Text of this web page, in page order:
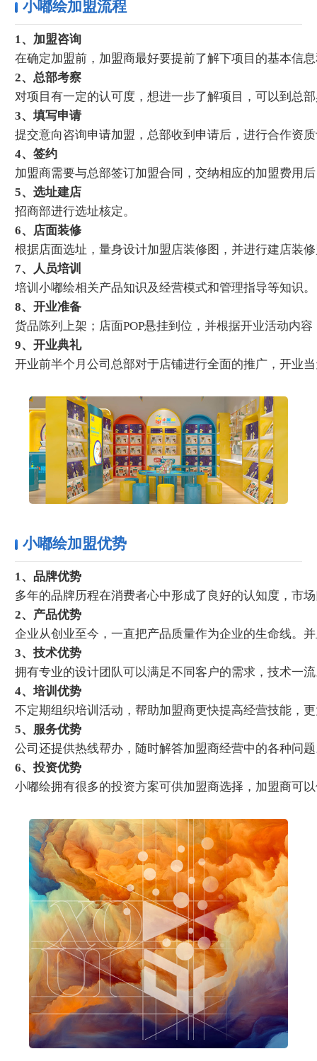
小嘟绘加盟流程
1、加盟咨询
在确定加盟前，加盟商最好要提前了解下项目的基本信
2、总部考察
对项目有一定的认可度，想进一步了解项目，可以到总
3、填写申请
提交意向咨询申请加盟，总部收到申请后，进行合作资
4、签约
加盟商需要与总部签订加盟合同，交纳相应的加盟费用
5、选址建店
招商部进行选址核定。
6、店面装修
根据店面选址，量身设计加盟店装修图，并进行建店装
7、人员培训
培训小嘟绘相关产品知识及经营模式和管理指导等知识。
8、开业准备
货品陈列上架；店面POP悬挂到位，并根据开业活动内
9、开业典礼
开业前半个月公司总部对于店铺进行全面的推广，开业
小嘟绘加盟优势
1、品牌优势
多年的品牌历程在消费者心中形成了良好的认知度，市
2、产品优势
企业从创业至今，一直把产品质量作为企业的生命线。
3、技术优势
拥有专业的设计团队可以满足不同客户的需求，技术一
4、培训优势
不定期组织培训活动，帮助加盟商更快提高经营技能，
5、服务优势
公司还提供热线帮办，随时解答加盟商经营中的各种问
6、投资优势
小嘟绘拥有很多的投资方案可供加盟商选择，加盟商可